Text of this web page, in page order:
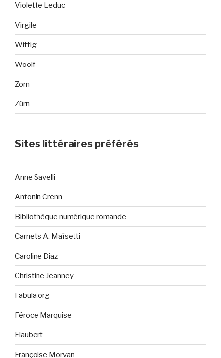
Violette Leduc
Virgile
Wittig
Woolf
Zorn
Zürn
Sites littéraires préférés
Anne Savelli
Antonin Crenn
Bibliothèque numérique romande
Carnets A. Maïsetti
Caroline Diaz
Christine Jeanney
Fabula.org
Féroce Marquise
Flaubert
Françoise Morvan